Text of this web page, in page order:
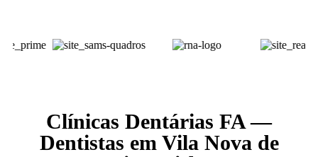
Clínicas Dentárias FA —
Dentistas em Vila Nova de